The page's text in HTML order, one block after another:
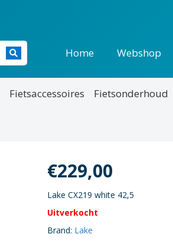
Home Webshop
Fietsaccessoires Fietsonderhoud
€229,00
Lake CX219 white 42,5
Uitverkocht
Brand: Lake